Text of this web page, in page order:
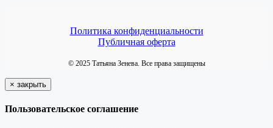
Политика конфиденциальности
Публичная оферта
© 2025 Татьяна Зенева. Все права защищены
× закрыть
Пользовательское соглашение